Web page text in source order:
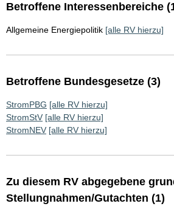
Betroffene Interessenbereiche
Allgemeine Energiepolitik [alle RV hierzu]
Betroffene Bundesgesetze (3)
StromPBG [alle RV hierzu]
StromStV [alle RV hierzu]
StromNEV [alle RV hierzu]
Zu diesem RV abgegebene
Stellungnahmen/Gutachten (1)